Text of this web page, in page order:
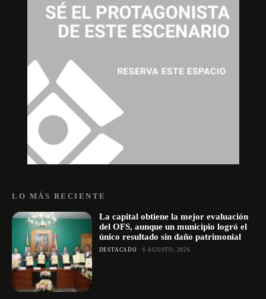
LO MÁS RECIENTE
La capital obtiene la mejor evaluación
del OFS, aunque un municipio logró el
único resultado sin daño patrimonial
DESTACADO 6 AGOSTO, 2026